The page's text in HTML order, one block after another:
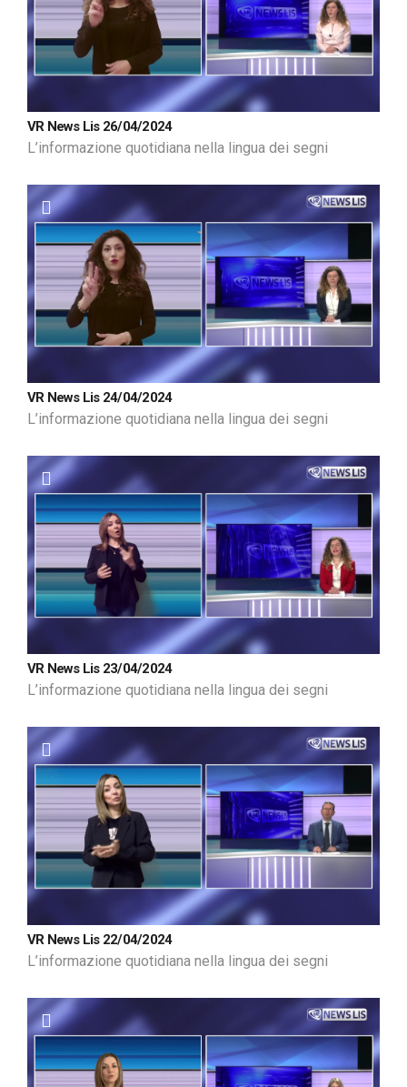
VR News Lis 26/04/2024
L’informazione quotidiana nella lingua dei segni
VR News Lis 24/04/2024
L’informazione quotidiana nella lingua dei segni
VR News Lis 23/04/2024
L’informazione quotidiana nella lingua dei segni
VR News Lis 22/04/2024
L’informazione quotidiana nella lingua dei segni